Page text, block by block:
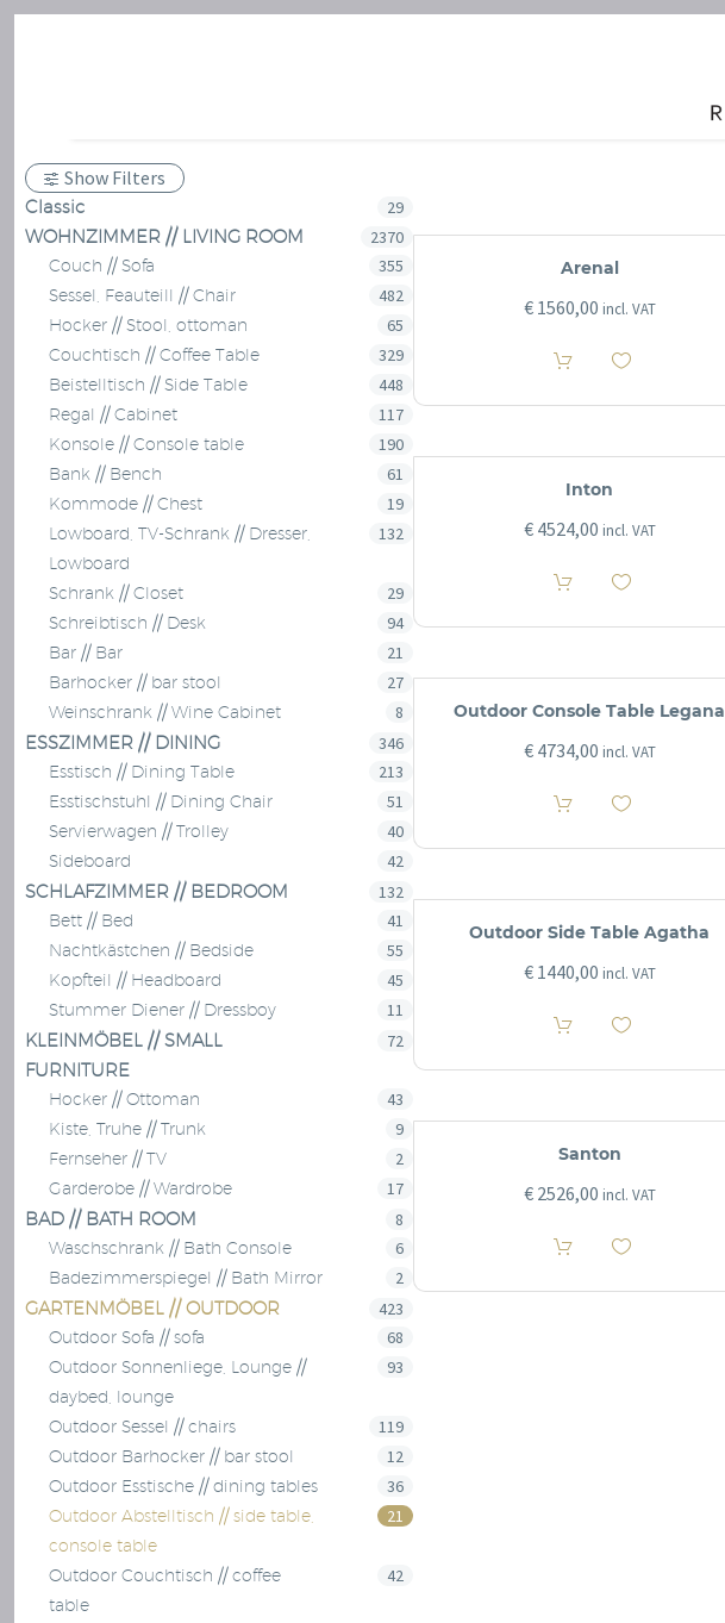
Show Filters
Classic 29
WOHNZIMMER // LIVING ROOM 2370
Couch // Sofa 355
Sessel, Feauteill // Chair 482
Hocker // Stool, ottoman 65
Couchtisch // Coffee Table 329
Beistelltisch // Side Table 448
Regal // Cabinet 117
Konsole // Console table 190
Bank // Bench 61
Kommode // Chest 19
Lowboard, TV-Schrank // Dresser,
Lowboard
132
Schrank // Closet 29
Schreibtisch // Desk 94
Bar // Bar 21
Barhocker // bar stool 27
Weinschrank // Wine Cabinet 8
ESSZIMMER // DINING 346
Esstisch // Dining Table 213
Esstischstuhl // Dining Chair 51
Servierwagen // Trolley 40
Sideboard 42
SCHLAFZIMMER // BEDROOM 132
Bett // Bed 41
Nachtkästchen // Bedside 55
Kopfteil // Headboard 45
Stummer Diener // Dressboy 11
KLEINMÖBEL // SMALL
FURNITURE
72
Hocker // Ottoman 43
Kiste, Truhe // Trunk 9
Fernseher // TV 2
Garderobe // Wardrobe 17
BAD // BATH ROOM 8
Waschschrank // Bath Console 6
Badezimmerspiegel // Bath Mirror 2
GARTENMÖBEL // OUTDOOR 423
Outdoor Sofa // sofa 68
Outdoor Sonnenliege, Lounge //
daybed, lounge
93
Outdoor Sessel // chairs 119
Outdoor Barhocker // bar stool 12
Outdoor Esstische // dining tables 36
Outdoor Abstelltisch // side table,
console table
21
Outdoor Couchtisch // coffee
table
42
Arenal
€1560,00 incl. VAT
Inton
€4524,00 incl. VAT
Outdoor Console Table Legana
€4734,00 incl. VAT
Outdoor Side Table Agatha
€1440,00 incl. VAT
Santon
€2526,00 incl. VAT